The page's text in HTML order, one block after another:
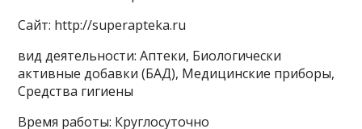
Сайт: http://superapteka.ru
вид деятельности: Аптеки, Биологически
активные добавки (БАД), Медицинские приборы,
Средства гигиены
Время работы: Круглосуточно